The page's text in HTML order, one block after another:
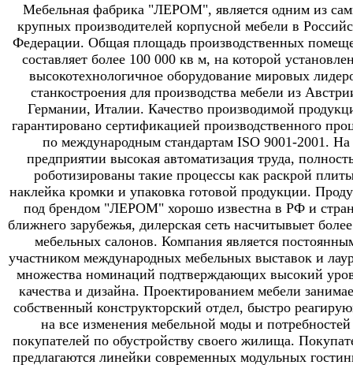
Мебельная фабрика "ЛЕРОМ", является одним из
крупных производителей корпусной мебели в
Федерации. Общая площадь производственных
составляет более 100 000 кв м, на которой
высокотехнологичное оборудование мировых
станкостроения для производства мебели из
Германии, Италии. Качество производимой
гарантировано сертификацией производственного
по международным стандартам ISO 9001-2001. На
предприятии высокая автоматизация труда,
роботизированы такие процессы как раскрой
наклейка кромки и упаковка готовой продукции.
под брендом "ЛЕРОМ" хорошо известна в РФ и
ближнего зарубежья, дилерская сеть насчитывыет
мебельных салонов. Компания является
участником международных мебельных выставок и
множества номинаций подтверждающих высокий
качества и дизайна. Проектированием мебели
собственный конструкторский отдел, быстро
на все изменения мебельной моды и потребностей
покупателей по обустройству своего жилища.
предлагаются линейки современных модульных